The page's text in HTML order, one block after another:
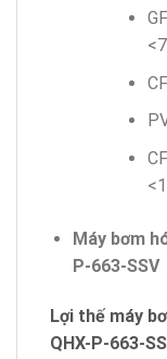
Máy bơm
P-663-SSV
Lợi thế máy
QHX-P-663-